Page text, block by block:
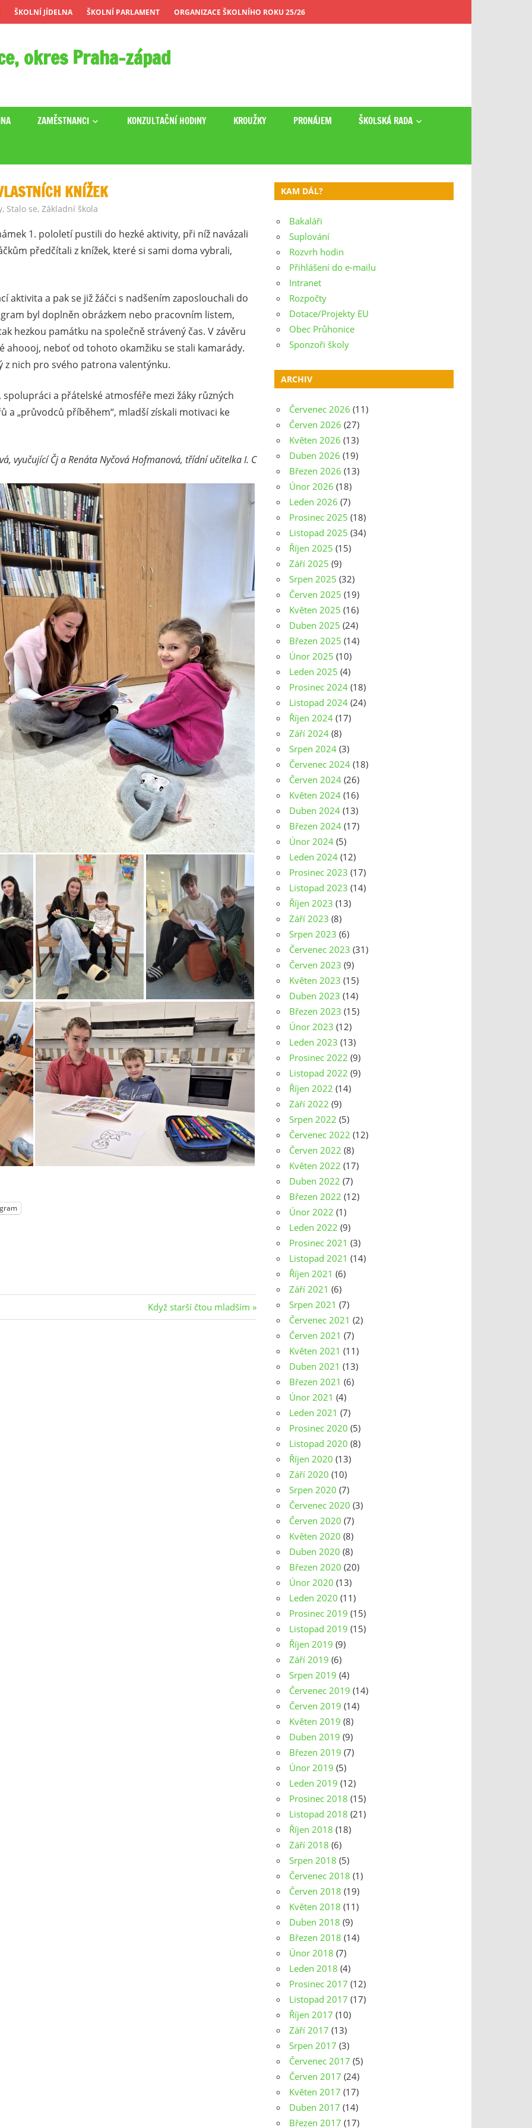
ŠKOLNÍ JÍDELNA ŠKOLNÍ PARLAMENT ORGANIZACE ŠKOLNÍHO ROKU 25/26
okres Praha-západ
ZAMĚSTNANCI KONZULTAČNÍ HODINY KROUŽKY PRONÁJEM ŠKOLSKÁ RADA
KNÍŽEK
, Stalo se, Základní škola
1. pololetí pustili do hezké aktivity, při níž navázali
předčítali z knížek, které si sami doma vybrali,
aktivita a pak se již žáčci s nadšením zaposlouchali do
byl doplněn obrázkem nebo pracovním listem,
hezkou památku na společně strávený čas. V závěru
ahoooj, neboť od tohoto okamžiku se stali kamarády.
z nich pro svého patrona valentýnku.
a přátelské atmosféře mezi žáky různých
a „průvodců příběhem“, mladší získali motivaci ke
vyučující Čj a Renáta Nyčová Hofmanová, třídní učitelka I. C
Next
Post:
Když starší čtou mladším
KAM DÁL?
Bakaláři
Suplování
Rozvrh hodin
Přihlášení do e-mailu
Intranet
Rozpočty
Dotace/Projekty EU
Obec Průhonice
Sponzoři školy
ARCHIV
Červenec 2026 (11)
Červen 2026 (27)
Květen 2026 (13)
Duben 2026 (19)
Březen 2026 (13)
Únor 2026 (18)
Leden 2026 (7)
Prosinec 2025 (18)
Listopad 2025 (34)
Říjen 2025 (15)
Září 2025 (9)
Srpen 2025 (32)
Červen 2025 (19)
Květen 2025 (16)
Duben 2025 (24)
Březen 2025 (14)
Únor 2025 (10)
Leden 2025 (4)
Prosinec 2024 (18)
Listopad 2024 (24)
Říjen 2024 (17)
Září 2024 (8)
Srpen 2024 (3)
Červenec 2024 (18)
Červen 2024 (26)
Květen 2024 (16)
Duben 2024 (13)
Březen 2024 (17)
Únor 2024 (5)
Leden 2024 (12)
Prosinec 2023 (17)
Listopad 2023 (14)
Říjen 2023 (13)
Září 2023 (8)
Srpen 2023 (6)
Červenec 2023 (31)
Červen 2023 (9)
Květen 2023 (15)
Duben 2023 (14)
Březen 2023 (15)
Únor 2023 (12)
Leden 2023 (13)
Prosinec 2022 (9)
Listopad 2022 (9)
Říjen 2022 (14)
Září 2022 (9)
Srpen 2022 (5)
Červenec 2022 (12)
Červen 2022 (8)
Květen 2022 (17)
Duben 2022 (7)
Březen 2022 (12)
Únor 2022 (1)
Leden 2022 (9)
Prosinec 2021 (3)
Listopad 2021 (14)
Říjen 2021 (6)
Září 2021 (6)
Srpen 2021 (7)
Červenec 2021 (2)
Červen 2021 (7)
Květen 2021 (11)
Duben 2021 (13)
Březen 2021 (6)
Únor 2021 (4)
Leden 2021 (7)
Prosinec 2020 (5)
Listopad 2020 (8)
Říjen 2020 (13)
Září 2020 (10)
Srpen 2020 (7)
Červenec 2020 (3)
Červen 2020 (7)
Květen 2020 (8)
Duben 2020 (8)
Březen 2020 (20)
Únor 2020 (13)
Leden 2020 (11)
Prosinec 2019 (15)
Listopad 2019 (15)
Říjen 2019 (9)
Září 2019 (6)
Srpen 2019 (4)
Červenec 2019 (14)
Červen 2019 (14)
Květen 2019 (8)
Duben 2019 (9)
Březen 2019 (7)
Únor 2019 (5)
Leden 2019 (12)
Prosinec 2018 (15)
Listopad 2018 (21)
Říjen 2018 (18)
Září 2018 (6)
Srpen 2018 (5)
Červenec 2018 (1)
Červen 2018 (19)
Květen 2018 (11)
Duben 2018 (9)
Březen 2018 (14)
Únor 2018 (7)
Leden 2018 (4)
Prosinec 2017 (12)
Listopad 2017 (17)
Říjen 2017 (10)
Září 2017 (13)
Srpen 2017 (3)
Červenec 2017 (5)
Červen 2017 (24)
Květen 2017 (17)
Duben 2017 (14)
Březen 2017 (17)